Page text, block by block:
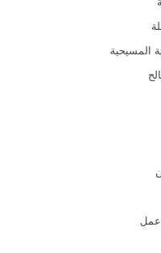
المسيحية